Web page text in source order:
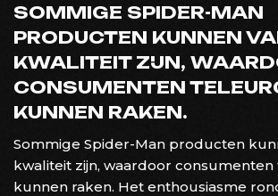
SOMMIGE SPIDER-MAN
PRODUCTEN KUNNEN
KWALITEIT ZIJN,
CONSUMENTEN
KUNNEN RAKEN.
Sommige Spider-Man producten
kwaliteit zijn, waardoor
kunnen raken. Het enthousiasme